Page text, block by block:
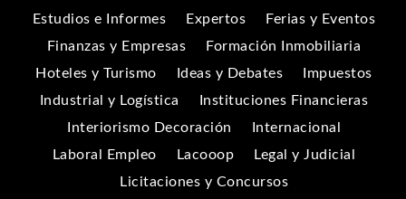
Estudios e Informes
Expertos
Ferias y Eventos
Finanzas y Empresas
Formación Inmobiliaria
Hoteles y Turismo
Ideas y Debates
Impuestos
Industrial y Logística
Instituciones Financieras
Interiorismo Decoración
Internacional
Laboral Empleo
Lacooop
Legal y Judicial
Licitaciones y Concursos